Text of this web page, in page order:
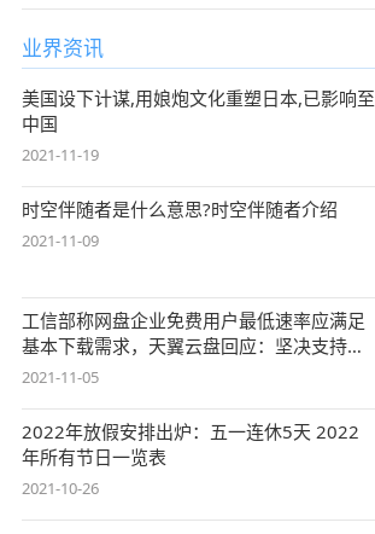
业界资讯
美国设下计谋,用娘炮文化重塑日本,已影响至
中国
2021-11-19
时空伴随者是什么意思?时空伴随者介绍
2021-11-09
工信部称网盘企业免费用户最低速率应满足
基本下载需求，天翼云盘回应：坚决支持，
始终
2021-11-05
2022年放假安排出炉：五一连休5天 2022
年所有节日一览表
2021-10-26